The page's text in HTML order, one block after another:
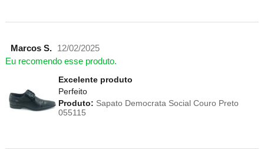
Marcos S.
12/02/2025
Eu recomendo esse produto.
Excelente produto
Perfeito
Produto: Sapato Democrata Social Couro Preto
055115